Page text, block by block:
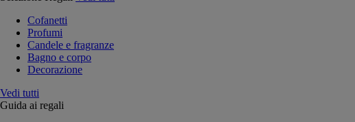
Cofanetti
Profumi
Candele e fragranze
Bagno e corpo
Decorazione
Vedi tutti
Guida ai regali